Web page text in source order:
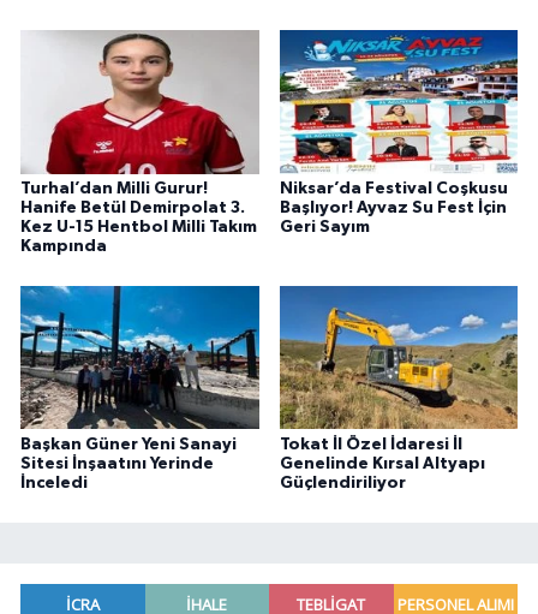
Turhal’dan Milli Gurur!
Hanife Betül Demirpolat 3.
Kez U-15 Hentbol Milli Takım
Kampında
Niksar’da Festival Coşkusu
Başlıyor! Ayvaz Su Fest İçin
Geri Sayım
Başkan Güner Yeni Sanayi
Sitesi İnşaatını Yerinde
İnceledi
Tokat İl Özel İdaresi İl
Genelinde Kırsal Altyapı
Güçlendiriliyor